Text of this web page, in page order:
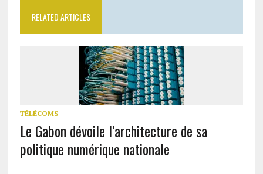
RELATED ARTICLES
TÉLÉCOMS
Le Gabon dévoile l’architecture de sa
politique numérique nationale